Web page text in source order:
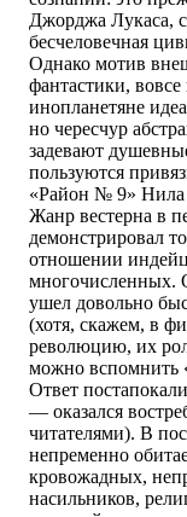
Джорджа Лукаса,
бесчеловечная
Однако мотив
фантастики, вовсе
инопланетяне
но чересчур
задевают
пользуются
«Район № 9» Нила
Жанр вестерна в
демонстрировал
отношении
многочисленных.
ушел довольно
(хотя, скажем, в
революцию, их
можно вспомнить
Ответ
— оказался
читателями). В
непременно
кровожадных,
насильников,